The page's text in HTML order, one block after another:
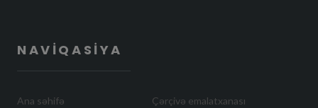
NAVIQASIYA
Ana səhifə
Çərçivə emalatxanası